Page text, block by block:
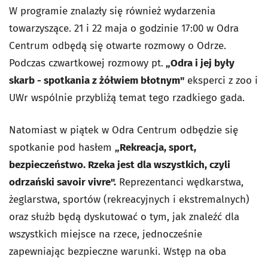
W programie znalazły się również wydarzenia
towarzyszące. 21 i 22 maja o godzinie 17:00 w Odra
Centrum odbędą się otwarte rozmowy o Odrze.
Podczas czwartkowej rozmowy pt. „Odra i jej były
skarb - spotkania z żółwiem błotnym" eksperci z zoo i
UWr wspólnie przybliżą temat tego rzadkiego gada.
Natomiast w piątek w Odra Centrum odbędzie się
spotkanie pod hasłem „Rekreacja, sport,
bezpieczeństwo. Rzeka jest dla wszystkich, czyli
odrzański savoir vivre". Reprezentanci wędkarstwa,
żeglarstwa, sportów (rekreacyjnych i ekstremalnych)
oraz służb będą dyskutować o tym, jak znaleźć dla
wszystkich miejsce na rzece, jednocześnie
zapewniając bezpieczne warunki. Wstęp na oba